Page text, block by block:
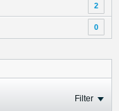
2
0
Filter